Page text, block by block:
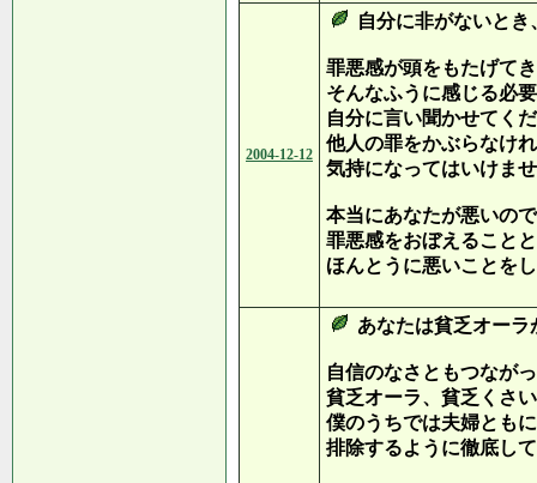
2004-12-12
自分に非がないと
罪悪感が頭をもたげて
そんなふうに感じる必
自分に言い聞かせてく
他人の罪をかぶらなけ
気持になってはいけま
本当にあなたが悪いの
罪悪感をおぼえること
ほんとうに悪いことを
あなたは貧乏オー
自信のなさともつなが
貧乏オーラ、貧乏くさ
僕のうちでは夫婦とも
排除するように徹底し